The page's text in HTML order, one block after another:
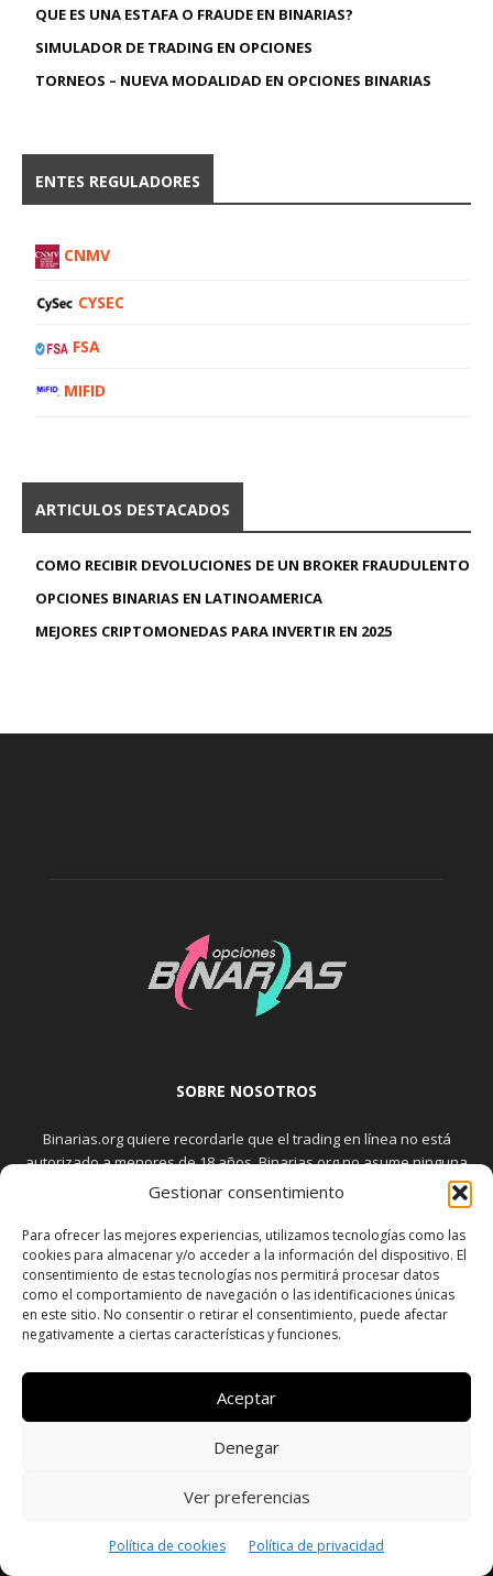
Gestionar consentimiento
Para ofrecer las mejores experiencias, utilizamos tecnologías como las
cookies para almacenar y/o acceder a la información del dispositivo. El
consentimiento de estas tecnologías nos permitirá procesar datos
como el comportamiento de navegación o las identificaciones únicas
en este sitio. No consentir o retirar el consentimiento, puede afectar
negativamente a ciertas características y funciones.
Aceptar
Denegar
Ver preferencias
Política de cookies Política de privacidad
QUE ES UNA ESTAFA O FRAUDE EN BINARIAS?
SIMULADOR DE TRADING EN OPCIONES
TORNEOS – NUEVA MODALIDAD EN OPCIONES BINARIAS
ENTES REGULADORES
CNMV
CYSEC
FSA
MIFID
ARTICULOS DESTACADOS
COMO RECIBIR DEVOLUCIONES DE UN BROKER FRAUDULENTO
OPCIONES BINARIAS EN LATINOAMERICA
MEJORES CRIPTOMONEDAS PARA INVERTIR EN 2025
SOBRE NOSOTROS
Binarias.org quiere recordarle que el trading en línea no está
autorizado a menores de 18 años. Binarias.org no asume ninguna
responsabilidad frente a las eventuales pérdidas sufridas
relacionadas con la especulación que usted haya podido practicar.
El trading en el mercado de opciones binarias implica riesgos
elevados. Usted debe conocer y aceptar estos riesgos, que
aparecen detallados en la sección "Advertencia", antes de realizar
transacciones bursátiles.
DISCLAIMER
SITEMAP POLÍTICA DE COOKIES (UE)